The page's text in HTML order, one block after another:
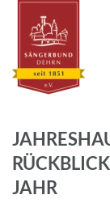
JAHR